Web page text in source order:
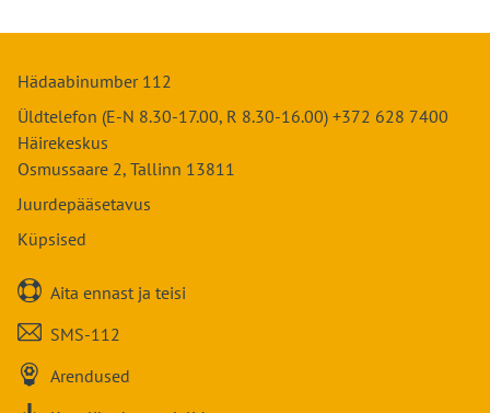
Oktoober
Detsember
Oktoober
Detsember
Juuli
September
Oktoober
November
Detsember
Mai
Juuli
August
September
Oktoober
Detsember
Mai
Juuli
August
September
Oktoober
November
Veebruar
Aprill
Mai
Juuni
Juuli
August
Oktoober
November
Detsember
Hädaabinumber 112
Üldtelefon (E-N 8.30-17.00, R 8.30-16.00) +372 628 7400
Häirekeskus
Osmussaare 2, Tallinn 13811
Juurdepääsetavus
Küpsised
 Aita ennast ja teisi
 SMS-112
 Arendused